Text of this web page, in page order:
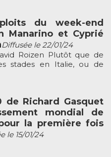
du week-end
Manarino et Cyprié
Diffusée le 22/01/24
Roizen Plutôt que de
stades en Italie, ou de
de Richard Gasquet
mondial de
la première fois
le 15/01/24